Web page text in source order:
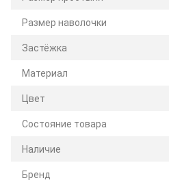
Размер наволочки
Застёжка
Материал
Цвет
Состояние товара
Наличие
Бренд